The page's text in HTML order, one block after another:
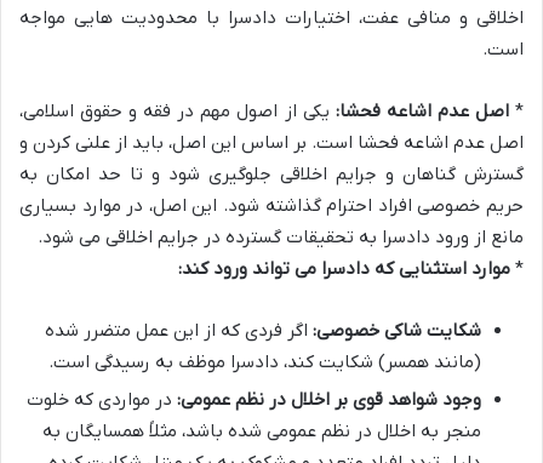
اخلاقی و منافی عفت، اختیارات دادسرا با محدودیت هایی مواجه
است.
*اصل عدم اشاعه فحشا: یکی از اصول مهم در فقه و حقوق اسلامی،
اصل عدم اشاعه فحشا است. بر اساس این اصل، باید از علنی کردن و
گسترش گناهان و جرایم اخلاقی جلوگیری شود و تا حد امکان به
حریم خصوصی افراد احترام گذاشته شود. این اصل، در موارد بسیاری
مانع از ورود دادسرا به تحقیقات گسترده در جرایم اخلاقی می شود.
* موارد استثنایی که دادسرا می تواند ورود کند:
شکایت شاکی خصوصی: اگر فردی که از این عمل متضرر شده
(مانند همسر) شکایت کند، دادسرا موظف به رسیدگی است.
وجود شواهد قوی بر اخلال در نظم عمومی: در مواردی که خلوت
منجر به اخلال در نظم عمومی شده باشد، مثلاً همسایگان به